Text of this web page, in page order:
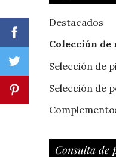
Destacados
Colección de
Selección de
Selección de
Consulta de